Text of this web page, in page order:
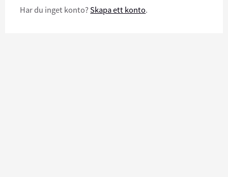
Har du inget konto? Skapa ett konto.